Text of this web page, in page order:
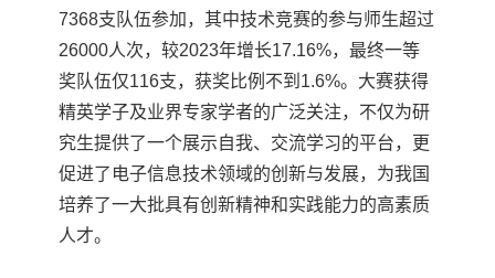
7368支队伍参加，其中技术竞赛的参与师生超过
26000人次，较2023年增长17.16%，最终一等
奖队伍仅116支，获奖比例不到 1.6%。大赛获得
精英学子及业界专家学者的广泛关注，不仅为研
究生提供了一个展示自我、交流学习的平台，更
促进了电子信息技术领域的创新与发展，为我国
培养了一大批具有创新精神和实践能力的高素质
人才。